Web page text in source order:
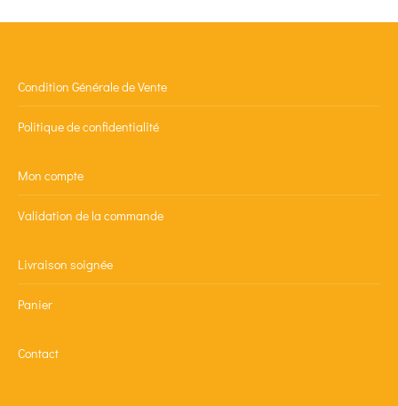
Condition Générale de Vente
Politique de confidentialité
Mon compte
Validation de la commande
Livraison soignée
Panier
Contact